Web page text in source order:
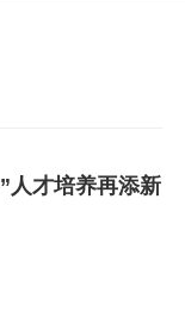
”人才培养再添新